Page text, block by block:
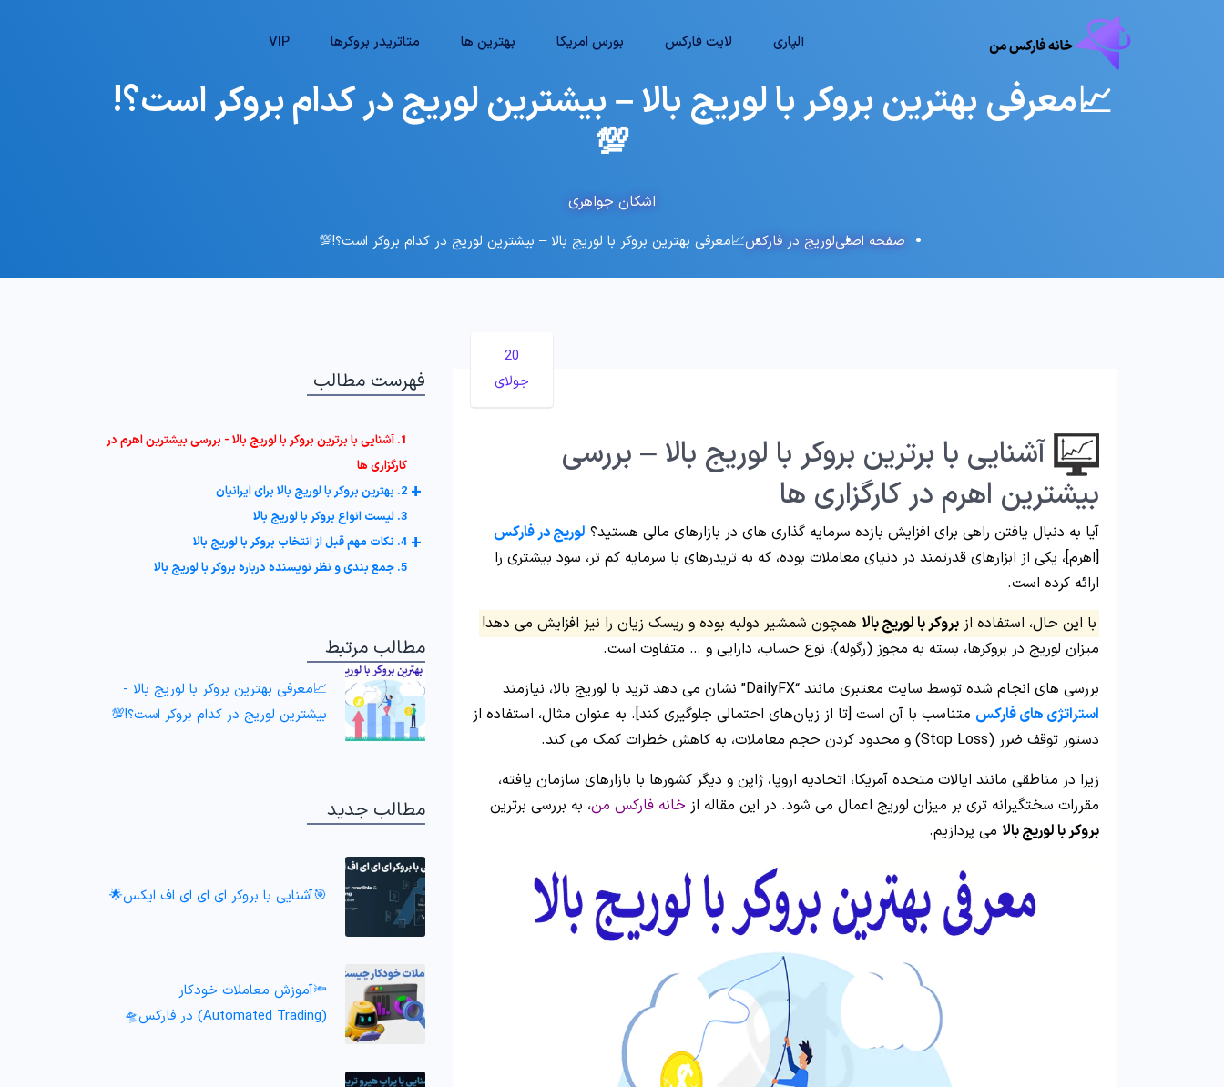
آلپاری لایت فارکس بورس امریکا بهترین ها متاتریدر بروکرها VIP
📈معرفی بهترین بروکر با لوریج بالا – بیشترین لوریج در کدام بروکر است؟!
💯
اشکان جواهری
صفحه اصلیلوریج در فارکس📈معرفی بهترین بروکر با لوریج بالا – بیشترین لوریج در کدام بروکر است؟!💯
20
جولای
آشنایی با برترین بروکر با لوریج بالا – بررسی
بیشترین اهرم در کارگزاری ها
آیا به دنبال یافتن راهی برای افزایش بازده سرمایه گذاری های در بازارهای مالی هستید؟ لوریج در فارکس
[اهرم]، یکی از ابزارهای قدرتمند در دنیای معاملات بوده، که به تریدرهای با سرمایه کم تر، سود بیشتری را
ارائه کرده است.
با این حال، استفاده ازبروکر با لوریج بالا همچون شمشیر دولبه بوده و ریسک زیان را نیز افزایش می دهد!
میزان لوریج در بروکرها، بسته به مجوز (رگوله)، نوع حساب، دارایی و … متفاوت است.
بررسی‌ های انجام شده توسط سایت‌ معتبری مانند “DailyFX” نشان می‌ دهد ترید با لوریج بالا، نیازمند
استراتژی های فارکس متناسب با آن است [تا از زیان‌های احتمالی جلوگیری کند]. به عنوان مثال، استفاده از
دستور توقف ضرر (Stop Loss) و محدود کردن حجم معاملات، به کاهش خطرات کمک می کند.
زیرا در مناطقی مانند ایالات متحده آمریکا، اتحادیه اروپا، ژاپن و دیگر کشورها با بازارهای سازمان یافته،
مقررات سختگیرانه تری بر میزان لوریج اعمال می شود. در این مقاله از خانه فارکس من، به بررسی برترین
بروکر با لوریج بالا می پردازیم.
فهرست مطالب
1. آشنایی با برترین بروکر با لوریج بالا - بررسی بیشترین اهرم در
کارگزاری ها
2. بهترین بروکر با لوریج بالا برای ایرانیان +
3. لیست انواع بروکر با لوریج بالا
4. نکات مهم قبل از انتخاب بروکر با لوریج بالا +
5. جمع بندی و نظر نویسنده درباره بروکر با لوریج بالا
مطالب مرتبط
📈معرفی بهترین بروکر با لوریج بالا -
بیشترین لوریج در کدام بروکر است؟!💯
مطالب جدید
🎯آشنایی با بروکر ای ای ای اف ایکس🌟
🔦آموزش معاملات خودکار
(Automated Trading) در فارکس🛸